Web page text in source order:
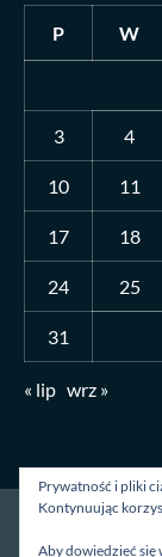
P W
3 4
10 11
17 18
24 25
31
« lip wrz »
Strona
Prywatność i pliki
Kontynuując
Aby dowiedzieć się